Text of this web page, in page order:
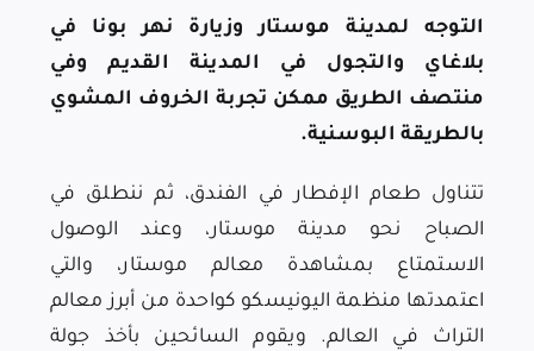
التوجه لمدينة موستار وزيارة نهر بونا في
بلاغاي والتجول في المدينة القديم وفي
منتصف الطريق ممكن تجربة الخروف المشوي
بالطريقة البوسنية.
تتناول طعام الإفطار في الفندق، ثم ننطلق في
الصباح نحو مدينة موستار، وعند الوصول
الاستمتاع بمشاهدة معالم موستار، والتي
اعتمدتها منظمة اليونيسكو كواحدة من أبرز معالم
التراث في العالم. ويقوم السائحين بأخذ جولة